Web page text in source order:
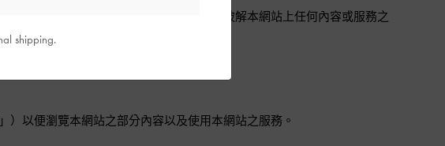
止透過逆轉編譯、反向工程或其他方式嘗試破解本網站上任何內容或服務之
」）以便瀏覽本網站之部分內容以及使用本網站之服務。
shipping.